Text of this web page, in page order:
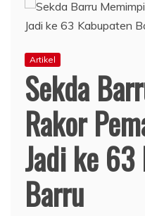
Artikel
Sekda
Rakor
Jadi ke 63
Barru